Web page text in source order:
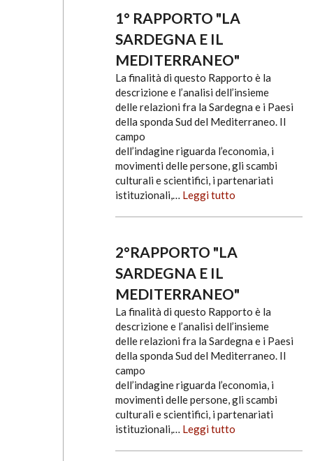
1° RAPPORTO "LA
SARDEGNA E IL
MEDITERRANEO"
La finalità di questo Rapporto è la
descrizione e l’analisi dell’insieme
delle relazioni fra la Sardegna e i Paesi
della sponda Sud del Mediterraneo. Il
campo
dell’indagine riguarda l’economia, i
movimenti delle persone, gli scambi
culturali e scientifici, i partenariati
istituzionali,… Leggi tutto
2°RAPPORTO "LA
SARDEGNA E IL
MEDITERRANEO"
La finalità di questo Rapporto è la
descrizione e l’analisi dell’insieme
delle relazioni fra la Sardegna e i Paesi
della sponda Sud del Mediterraneo. Il
campo
dell’indagine riguarda l’economia, i
movimenti delle persone, gli scambi
culturali e scientifici, i partenariati
istituzionali,… Leggi tutto